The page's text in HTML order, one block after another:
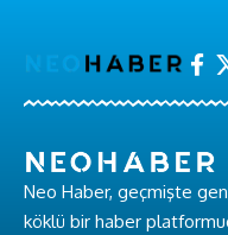
Neo Haber, geçmişte
köklü bir haber